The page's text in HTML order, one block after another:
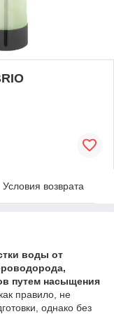
Условия возврата
воды от
путем насыщения
правило, не
однако без